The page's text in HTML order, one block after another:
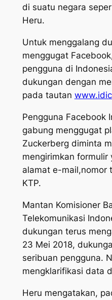
di suatu negara
Heru.
Untuk menggalang
menggugat
pengguna di
dukungan dengan
pada tautan
Pengguna Facebook
gabung menggugat
Zuckerberg diminta
mengirimkan formulir
alamat e-mail,nomor
KTP.
Mantan Komisioner
Telekomunikasi
dukungan terus
23 Mei 2018,
seribuan pengguna.
mengklarifikasi data
Heru mengatakan,